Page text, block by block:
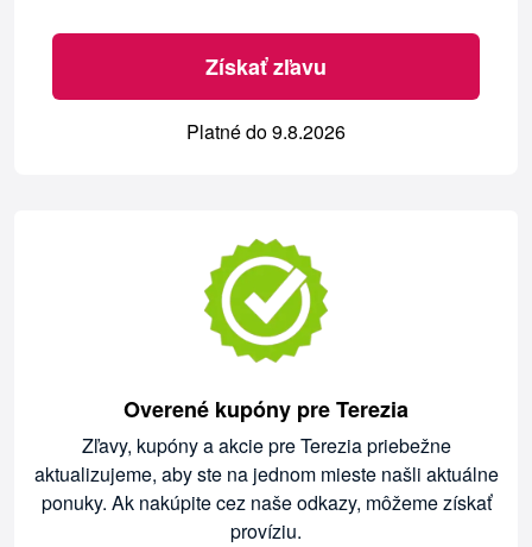
Získať zľavu
Platné do 9.8.2026
Overené kupóny pre Terezia
Zľavy, kupóny a akcie pre Terezia priebežne
aktualizujeme, aby ste na jednom mieste našli aktuálne
ponuky. Ak nakúpite cez naše odkazy, môžeme získať
províziu.